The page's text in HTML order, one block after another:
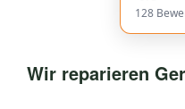
128
Wir reparieren